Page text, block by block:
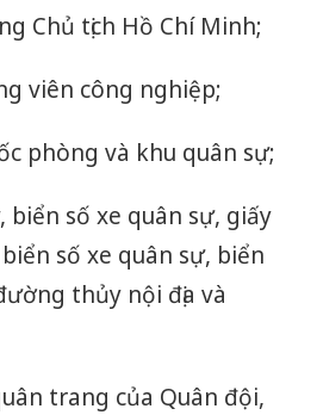
Chủ tịch Hồ Chí Minh;
viên công nghiệp;
phòng và khu quân sự;
biển số xe quân sự, giấy
số xe quân sự, biển
thủy nội địa và
trang của Quân đội,